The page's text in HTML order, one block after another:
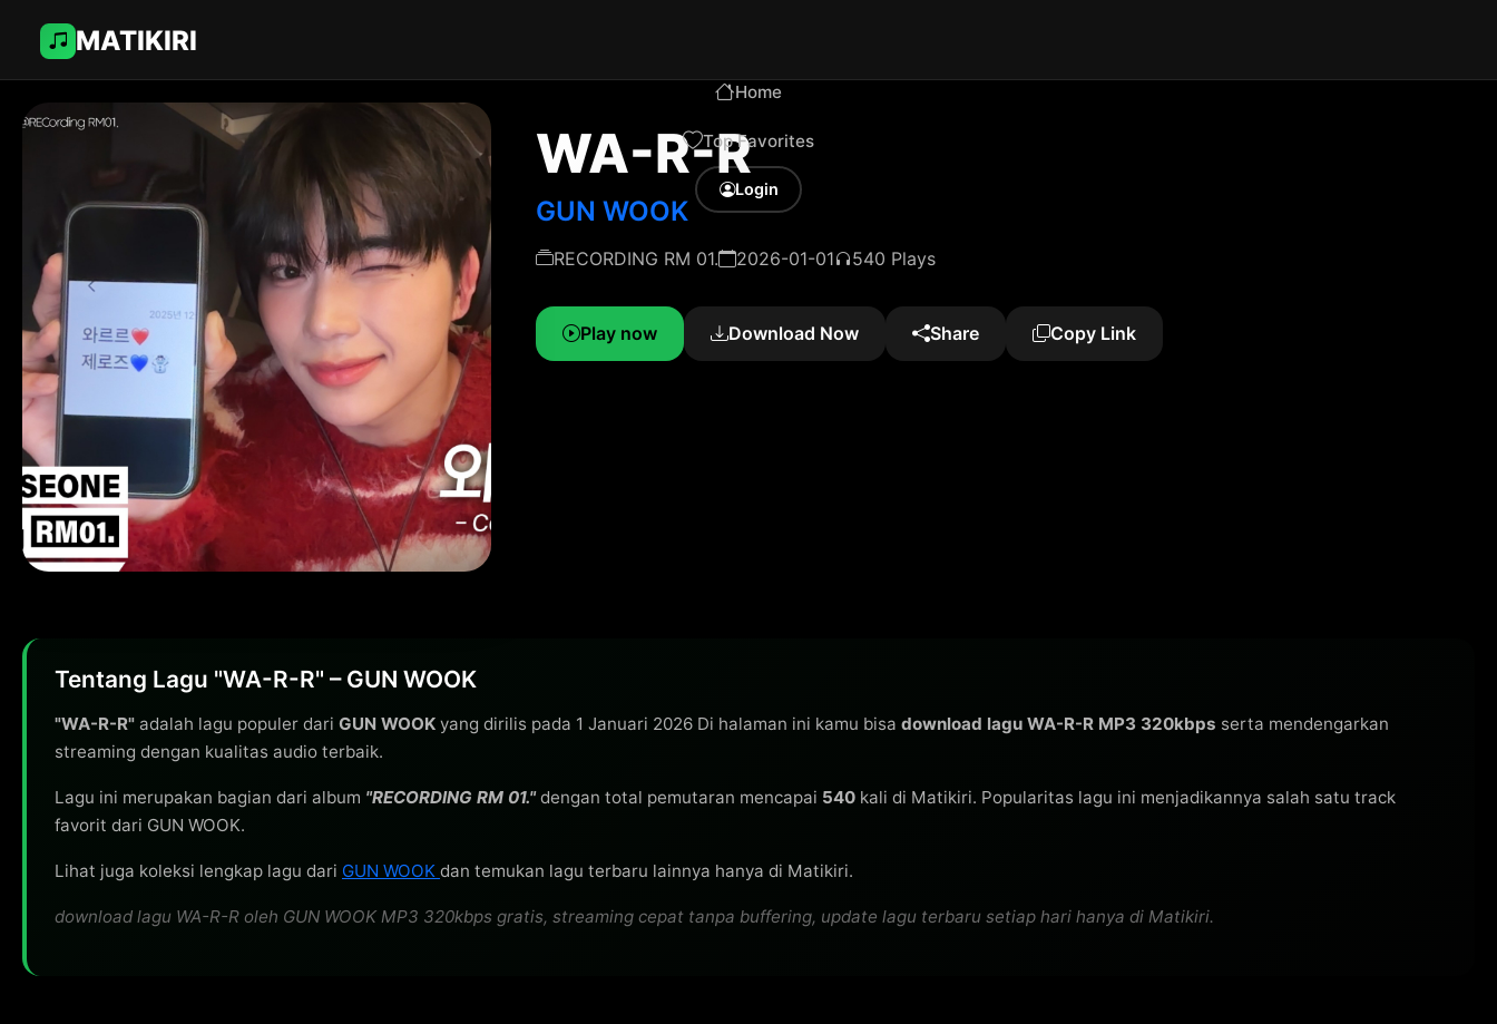
MATIKIRI
Home
Top Favorites
Login
WA-R-R
GUN WOOK
RECORDING RM 01. 2026-01-01 540 Plays
Play now Download Now Share Copy Link
Tentang Lagu "WA-R-R" – GUN WOOK
"WA-R-R" adalah lagu populer dari GUN WOOK yang dirilis pada 1 Januari 2026 Di halaman ini kamu bisa download lagu WA-R-R MP3 320kbps serta mendengarkan
streaming dengan kualitas audio terbaik.
Lagu ini merupakan bagian dari album "RECORDING RM 01."dengan total pemutaran mencapai 540 kali di Matikiri. Popularitas lagu ini menjadikannya salah satu track
favorit dari GUN WOOK.
Lihat juga koleksi lengkap lagu dari GUN WOOK dan temukan lagu terbaru lainnya hanya di Matikiri.
download lagu WA-R-R oleh GUN WOOK MP3 320kbps gratis, streaming cepat tanpa buffering, update lagu terbaru setiap hari hanya di Matikiri.